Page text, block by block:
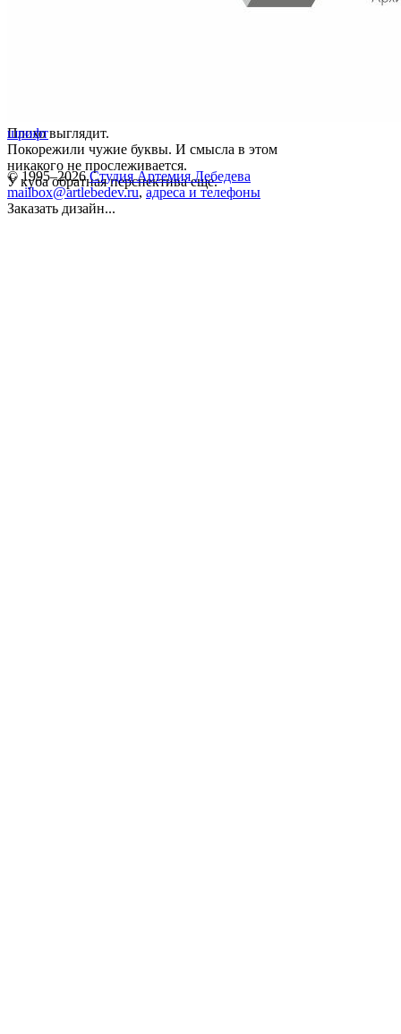
Плохо выглядит.
Покорежили чужие буквы. И смысла в этом
никакого не прослеживается.
У куба обратная перспектива еще.
шрифт
© 1995–2026 Студия Артемия Лебедева
mailbox@artlebedev.ru, адреса и телефоны
Заказать дизайн...